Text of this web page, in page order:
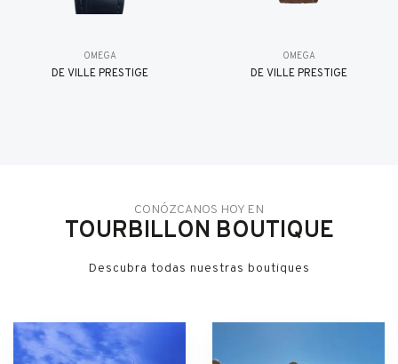
OMEGA
DE VILLE PRESTIGE
OMEGA
DE VILLE PRESTIGE
CONÓZCANOS HOY EN
TOURBILLON BOUTIQUE
Descubra todas nuestras boutiques